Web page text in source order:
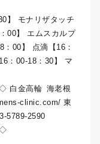
】 モナリザタッチ
00】 エムスカルプ
00】 点滴【16：
：00-18：30】 マ
高輪 海老根
clinic.com/ 東
5789-2590